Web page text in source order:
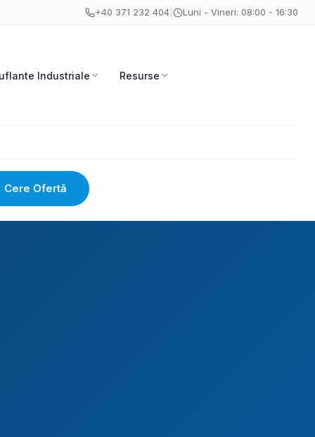
+40 371 232 404 Luni - Vineri: 08:00 - 16:30
Industriale Resurse
Cere Ofertă